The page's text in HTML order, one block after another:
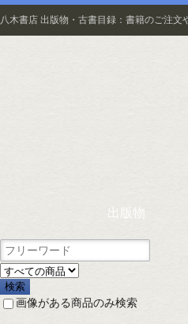
八木書店 出版物・古書目録：書籍のご注文
出版物
画像がある商品のみ検索